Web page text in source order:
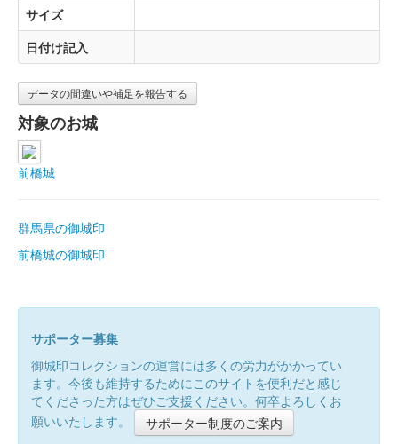
サイズ
日付け記入
データの間違いや補足を報告する
対象のお城
前橋城
群馬県の御城印
前橋城の御城印
サポーター募集
御城印コレクションの運営には多くの労力がかかってい
ます。今後も維持するためにこのサイトを便利だと感じ
てくださった方はぜひご支援ください。何卒よろしくお
願いいたします。
サポーター制度のご案内